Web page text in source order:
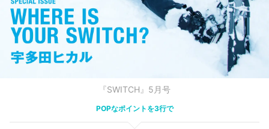
『SWITCH』5月号
POPなポイントを3行で